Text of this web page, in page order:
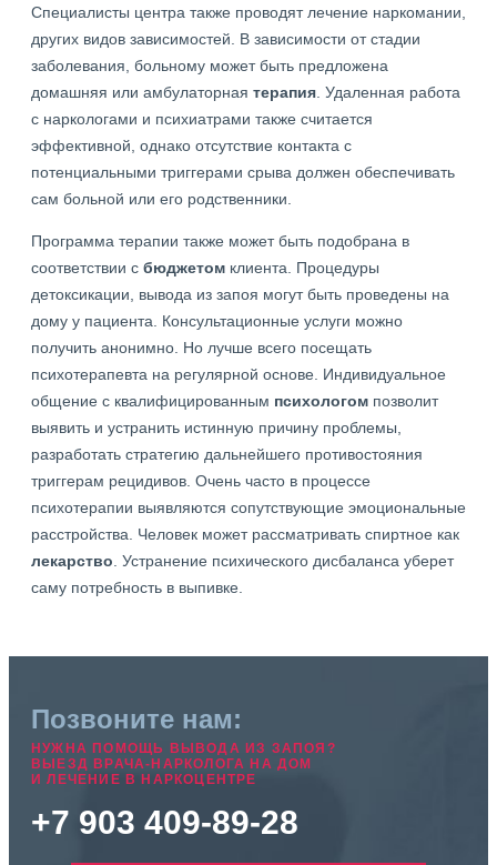
Специалисты центра также проводят лечение наркомании,
других видов зависимостей. В зависимости от стадии
заболевания, больному может быть предложена
домашняя или амбулаторная терапия . Удаленная работа
с наркологами и психиатрами также считается
эффективной, однако отсутствие контакта с
потенциальными триггерами срыва должен обеспечивать
сам больной или его родственники.
Программа терапии также может быть подобрана в
соответствии с бюджетом клиента. Процедуры
детоксикации, вывода из запоя могут быть проведены на
дому у пациента. Консультационные услуги можно
получить анонимно. Но лучше всего посещать
психотерапевта на регулярной основе. Индивидуальное
общение с квалифицированным психологом позволит
выявить и устранить истинную причину проблемы,
разработать стратегию дальнейшего противостояния
триггерам рецидивов. Очень часто в процессе
психотерапии выявляются сопутствующие эмоциональные
расстройства. Человек может рассматривать спиртное как
лекарство . Устранение психического дисбаланса уберет
саму потребность в выпивке.
Позвоните нам:
НУЖНА ПОМОЩЬ ВЫВОДА ИЗ ЗАПОЯ?
ВЫЕЗД ВРАЧА-НАРКОЛОГА НА ДОМ
И ЛЕЧЕНИЕ В НАРКОЦЕНТРЕ
+7 903 409-89-28